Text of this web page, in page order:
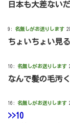
日本も大差ない
9: 名無しがお送りします
ちょいちょい見
10: 名無しがお送りします
なんで髪の毛汚
16: 名無しがお送りします
>>10